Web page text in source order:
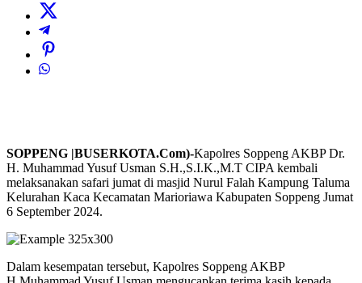
SOPPENG |BUSERKOTA.Com)-Kapolres Soppeng AKBP Dr.
H. Muhammad Yusuf Usman S.H.,S.I.K.,M.T CIPA kembali
melaksanakan safari jumat di masjid Nurul Falah Kampung Taluma
Kelurahan Kaca Kecamatan Marioriawa Kabupaten Soppeng Jumat
6 September 2024.
Dalam kesempatan tersebut, Kapolres Soppeng AKBP